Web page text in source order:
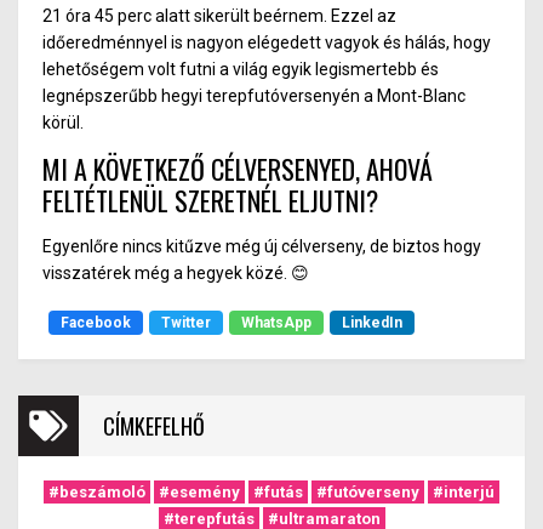
21 óra 45 perc alatt sikerült beérnem. Ezzel az
időeredménnyel is nagyon elégedett vagyok és hálás, hogy
lehetőségem volt futni a világ egyik legismertebb és
legnépszerűbb hegyi terepfutóversenyén a Mont-Blanc
körül.
MI A KÖVETKEZŐ CÉLVERSENYED, AHOVÁ
FELTÉTLENÜL SZERETNÉL ELJUTNI?
Egyenlőre nincs kitűzve még új célverseny, de biztos hogy
visszatérek még a hegyek közé. 😊
Facebook Twitter WhatsApp LinkedIn
CÍMKEFELHŐ
#beszámoló #esemény #futás #futóverseny
#interjú
#terepfutás
#ultramaraton